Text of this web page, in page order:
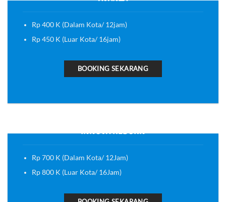
Rp 400 K (Dalam Kota/ 12jam)
Rp 450 K (Luar Kota/ 16jam)
BOOKING SEKARANG
INNOVA REBORN
Rp 700 K (Dalam Kota/ 12Jam)
Rp 800 K (Luar Kota/ 16Jam)